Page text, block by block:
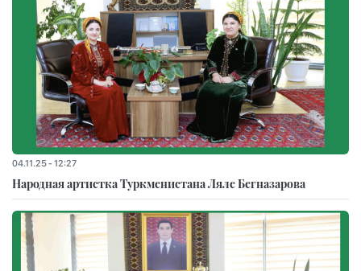
04.11.25 - 12:27
Народная артистка Туркменистана Ляле Бегназарова